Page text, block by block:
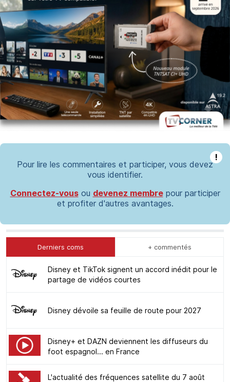
!
Pour lire les commentaires et participer, vous devez
vous identifier.
Connectez-vousou devenez membrepour participer
et profiter d'autres avantages.
Derniers coms + commentés
Disney et TikTok signent un accord inédit pour le
partage de vidéos courtes
Disney dévoile sa feuille de route pour 2027
Disney+ et DAZN deviennent les diffuseurs du
foot espagnol... en France
L'actualité des fréquences satellite du 7 août